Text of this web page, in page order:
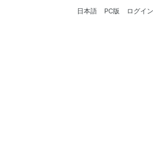
日本語 PC版 ログイン